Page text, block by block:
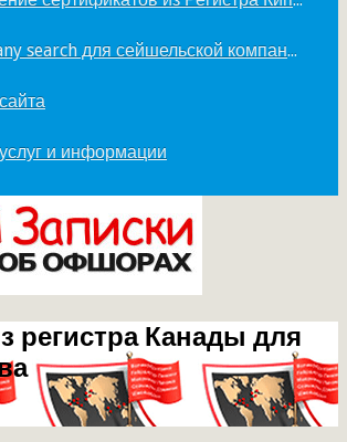
Company search для сейшельской компании
и информации
регистра Канады для